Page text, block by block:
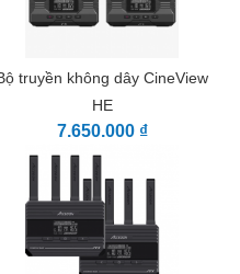
29.97/30/50/59.94/60fps
29.97/30/50/59.94/60fps
center positive
16bit/24bit PCM
latency not included)
truyền không dây CineView
HE
7.650.000 ₫